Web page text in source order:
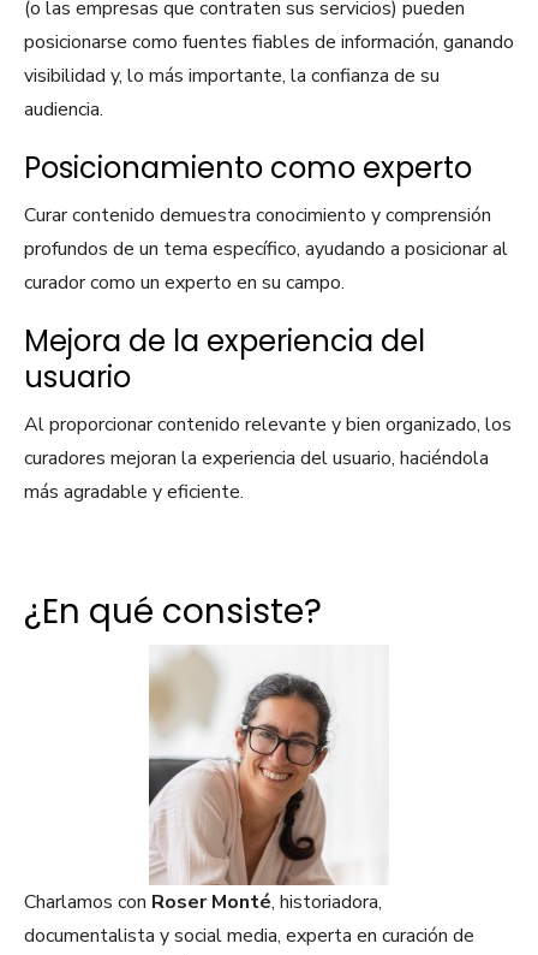
(o las empresas que contraten sus servicios) pueden
posicionarse como fuentes fiables de información, ganando
visibilidad y, lo más importante, la confianza de su
audiencia.
Posicionamiento como experto
Curar contenido demuestra conocimiento y comprensión
profundos de un tema específico, ayudando a posicionar al
curador como un experto en su campo.
Mejora de la experiencia del
usuario
Al proporcionar contenido relevante y bien organizado, los
curadores mejoran la experiencia del usuario, haciéndola
más agradable y eficiente.
¿En qué consiste?
Charlamos con Roser Monté, historiadora,
documentalista y social media, experta en curación de